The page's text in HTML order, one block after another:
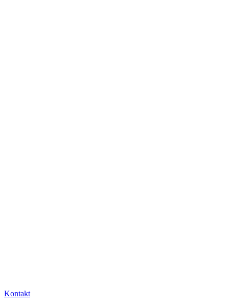
Kontakt